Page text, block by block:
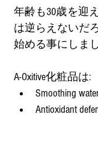
年齢も30歳を迎
は逆らえないだ
始める事にしま
A-Oxitive化粧品は:
Smoothing
Antioxidant